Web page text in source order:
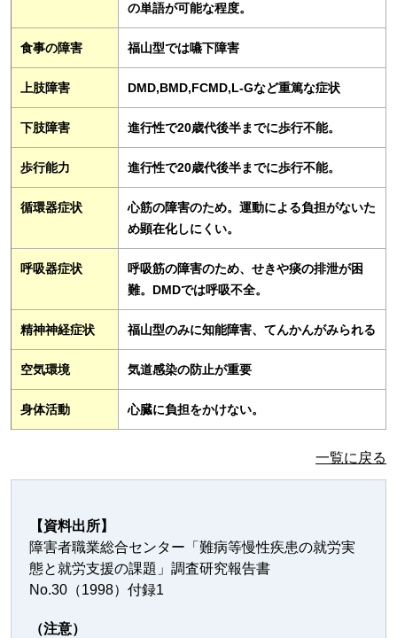
の単語が可能な程度。
食事の障害 福山型では嚥下障害
上肢障害 DMD,BMD,FCMD,L-Gなど重篤な症状
下肢障害 進行性で20歳代後半までに歩行不能。
歩行能力 進行性で20歳代後半までに歩行不能。
循環器症状
心筋の障害のため。運動による負担がないた
め顕在化しにくい。
呼吸器症状
呼吸筋の障害のため、せきや痰の排泄が困
難。DMDでは呼吸不全。
精神神経症状 福山型のみに知能障害、てんかんがみられる
空気環境 気道感染の防止が重要
身体活動 心臓に負担をかけない。
一覧に戻る
【資料出所】
障害者職業総合センター「難病等慢性疾患の就労実
態と就労支援の課題」調査研究報告書
No.30（1998）付録1
（注意）